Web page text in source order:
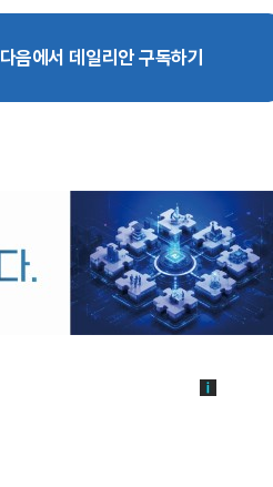
다음에서 데일리안 구독하기